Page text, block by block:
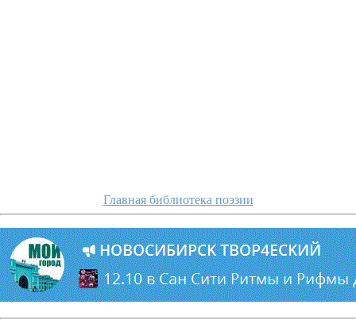
Главная библиотека поэзии